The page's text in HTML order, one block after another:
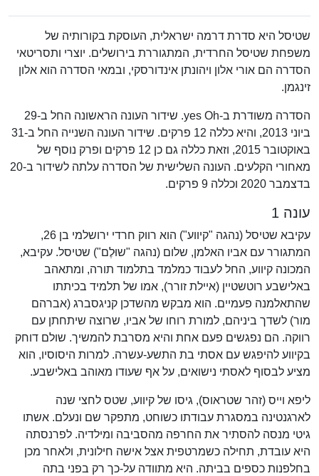
שטיסל היא סדרת דרמה ישראלית, העוסקת בקורותיה של
משפחת שטיסל החרדית, המתגוררת בירושלים. יוצרי ותסריטאי
הסדרה הם אורי אלון ויהונתן אינדורסקי, ובמאי הסדרה הוא אלון
זינגמן.
הסדרה משודרת ב-yes Oh. שידור העונה הראשונה החל ב-29
ביוני 2013, והיא כללה 12 פרקים. שידור העונה השנייה החל ב-31
באוקטובר 2015, וזאת כללה גם כן 12 פרקים ופרק נוסף של
מאחורי הקלעים. העונה השלישית של הסדרה עלתה לשידור ב-20
בדצמבר 2020 וכללה 9 פרקים.
עונה 1
עקיבא שטיסל (נהגה "קיווע") הוא רווק חרדי ירושלמי בן 26,
המתגורר עם אביו האלמן, שלום (נהגה "שוּלֶם") שטיסל. עקיבא,
המכונה קיווע, החל לעבוד כמלמד בתלמוד תורה, ומתאהב
באלישבע רוטשטיין (איילת זורר), אמו של תלמיד בכיתתו
שהתאלמנה פעמיים. הוא מבקש מהשדכן קניגסברג (אברהם
מור) לשדך ביניהם, למורת רוחו של אביו, שרוצה שיתחתן עם
רווקה. הם נפגשים פעם אחת והיא מסרבת להמשיך. שולם דוחק
בקיווע להיפגש עם אסתי בת התשע-עשרה. למרות היסוסיו, הוא
מציע לבסוף לאסתי נישואים, על אף שעודו מאוהב באלישבע.
ליפא וייס (זהר שטראוס), גיסו של קיווע, שטס לחצי שנה
לארגנטינה במסגרת עבודתו כשוחט, מתפקר שם ונעלם. אשתו
גיטי מנסה להסתיר את החרפה מהסביבה ומילדיה. לפרנסתה
היא עובדת, תחילה כשמרטפית אצל אישה חילונית, ולאחר מכן
בחלפנות כספים בביתה. היא מתוודה על-כך רק בפני בתה